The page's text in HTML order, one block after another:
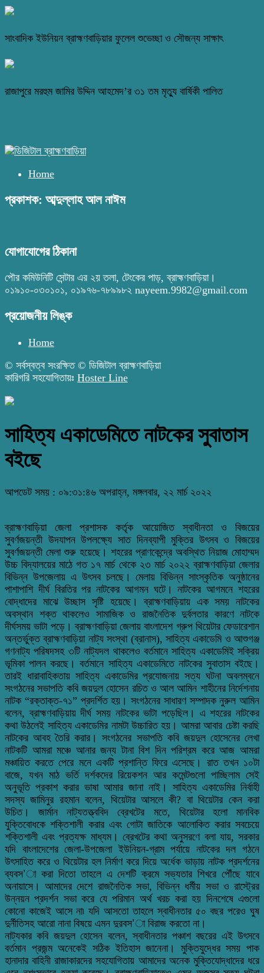
সাংবাদিক ইউনিয়ন ব্রাহ্মণবাড়িয়ার ফুলেল শুভেচ্ছা ও সৌজন্য সাক্ষাৎ
রাজাপুরে মরহুম জামির উদ্দিন আহমেদ’র ৩১ তম মৃত্যু বার্ষিকী পালিত
Home
প্রকাশক: আব্দুল্লাহ আল নাঈম
যোগাযোগের ঠিকানা
পৌর কমিউনিটি সেন্টার এর ২য় তলা, টেংকের পাড়, ব্রাহ্মণবাড়িয়া।
০১৯১০-০৩০১০১, ০১৯৭৬-৭৮৯৯৮২ nayeem.9982@gmail.com
প্রয়োজনীয় লিঙ্ক
Home
© সর্বস্বত্ব সংরক্ষিত © ডিজিটাল ব্রাহ্মণবাড়িয়া
কারিগরি সহযোগিতায়ঃ Hoster Line
সাহিত্য একাডেমিতে নাটকের সুবাতাস
বইছে
আপডেট সময় : ০৯:৩১:৪৬ অপরাহ্ন, মঙ্গলবার, ২২ মার্চ ২০২২
ব্রাহ্মণবাড়িয়া জেলা প্রশাসক কর্তৃক আয়োজিত স্বাধীনতা ও বিজয়ের
সুবর্ণজয়ন্তী উদযাপন উপলক্ষ্যে সাত দিনব্যাপী মুক্তির উৎসব ও বিজয়ের
সুবর্ণজয়ন্তী মেলা শুরু হয়েছে। শহরের প্রাণকেন্দ্রে অবস্থিত নিয়াজ মোহাম্মদ
উচ্চ বিদ্যালয়ের মাঠে গত ১৭ মার্চ থেকে ২৩ মার্চ ২০২২ ব্রাহ্মণবাড়িয়া জেলার
বিভিন্ন উপজেলায় এ উৎসব চলছে। মেলায় বিভিন্ন সাংস্কৃতিক অনুষ্ঠানের
পাশাপাশি দীর্ঘ বিরতির পর নাটকের আগমন ঘটে। নাটকের আগমনে শহরের
বোদ্ধাদের মাঝে উচ্ছাস সৃষ্টি হয়েছে। ব্রাহ্মণবাড়িয়ায় এক সময় নাটকের
অবস্থান শক্ত থাকলেও সামাজিক ও রাজনৈতিক দুর্বলতার কারণে নাটকে
দীর্ঘসময় ভাটা পড়ে। ব্রাহ্মণবাড়িয়া জেলায় বাংলাদেশ গ্রুপ থিয়েটার ফেডারেশান
অন্তর্ভুক্ত ব্রাহ্মণবাড়িয়া নাট্য সংস্থা (ব্রানাস), সাহিত্য একাডেমি ও আশুগঞ্জ
গণনাট্য পরিষদসহ ৩টি নাট্যদল থাকলেও বর্তমানে সাহিত্য একাডেমিই সক্রিয়
ভূমিকা পালন করছে। বর্তমানে সাহিত্য একাডেমিতে নাটকের সুবাতাস বইছে।
তারই ধারাবাহিকতায় সাহিত্য একাডেমির প্রযোজনায় সত্য ঘটনা অবলম্বনে
সংগঠনের সভাপতি কবি জয়দুল হোসেন রচিত ও আল আমিন শাহীনের নির্দেশনায়
নাটক “রক্তাক্ত-৭১” প্রদর্শিত হয়। সংগঠনের সাধারণ সম্পাদক নুরুল আমিন
বলেন, ব্রাহ্মণবাড়িয়ায় দীর্ঘ সময় নাটকের ভাটা পড়েছিল। এ শহরের নাটকের
কথা উঠলেই সাহিত্য একাডেমির নামটা উচ্চারিত হয়। আমরা আবার চেষ্টা করছি
নাটকের আবহ তৈরি করার। সংগঠনের সভাপতি কবি জয়দুল হোসেনের লেখা
নাটকটি আমরা মঞ্চে আনার জন্য টানা বিশ দিন পরিশ্রম করে আজ আমরা
মঞ্চায়িত করতে পেরে মনে একটি প্রশান্তি ফিরে এসেছে। রাত তখন ১০টা
বাজে, যখন মাঠ ভর্তি দর্শকদের রিয়েকশন আর কমেন্টগুলো পাচ্ছিলাম সেই
অনুভূতি প্রকাশ করার ভাষা আমার জানা নাই। সাহিত্য একাডেমির নির্বাহী
সদস্য জামিনুর রহমান বলেন, থিয়েটার আসলে কী? বা থিয়েটার কেন করা
উচিত। জার্মান নাট্যতত্ত্ববিদ ব্রেখটের মতে, থিয়েটার হলো মানবিক
যুক্তিবোধকে শক্তিশালী করার এবং গোটা জাতিকে আলোকিত করার সবচেয়ে
শক্তিশালী এবং প্রত্যক্ষ মাধ্যম। ব্রেখটের কথা অনুসরণে বলা যায়, সরকার
যদি বাংলাদেশের জেলা-উপজেলা ইউনিয়ন-গ্রাম পর্যায়ে নাটকের দল গঠনে
উৎসাহিত করে ও থিয়েটার হল নির্মাণ করে দিয়ে অর্ধেক ভাড়ায় নাটক প্রদর্শনের
ব্যবস’া করা দিতো তাহলে এ দেশটি ক্রমে সভ্যতার শিখরে পৌঁছে যাবে
অনায়াসে। আমাদের দেশে রাজনৈতিক সভা, বিভিন্ন ধর্মীয় সভা ও রাস্ট্রের
উন্নয়ন প্রদর্শন সভা করে যে পরিমান অর্থ খরচ করা হয় দিনশেষে এগুলো
কোনো কাজেই আসে না৷ যদি আসতো তাহলে স্বাধীনতার ৫০ বছর পরেও ঘুষ
দুর্নীতিসহ আরো নানা বিষয়ে এমন দুরবস’া বিরাজ করতো না।
নাট্যকার কবি জয়দুল হোসেন বলেন, স্বাধীনতার পঞ্চাশ বছরের এই উৎসবে
বর্তমান প্রজন্ম অনেকেই সঠিক ইতিহাস জানেনা। মুক্তিযুদ্ধের সময় পাক
হানাদার বাহিনী রাজাকারদের সহযোগিতায় আমাদের অনেক মুক্তিযোদ্ধাদের ধরে